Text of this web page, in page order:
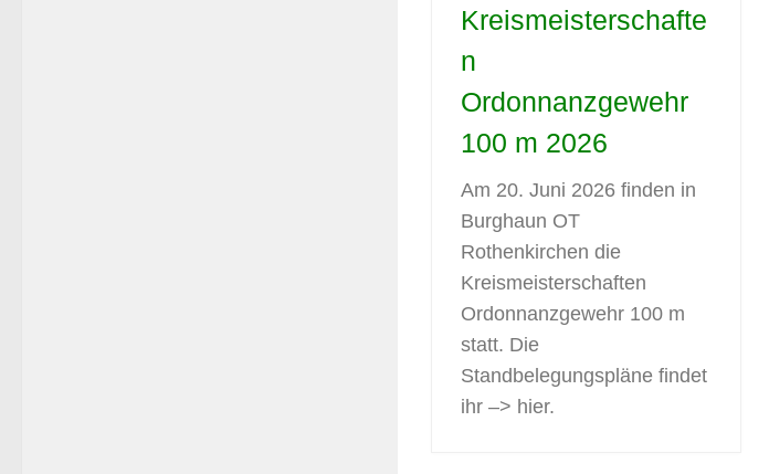
Kreismeisterschafte
n
Ordonnanzgewehr
100 m 2026
Am 20. Juni 2026 finden in
Burghaun OT
Rothenkirchen die
Kreismeisterschaften
Ordonnanzgewehr 100 m
statt. Die
Standbelegungspläne findet
ihr –> hier.